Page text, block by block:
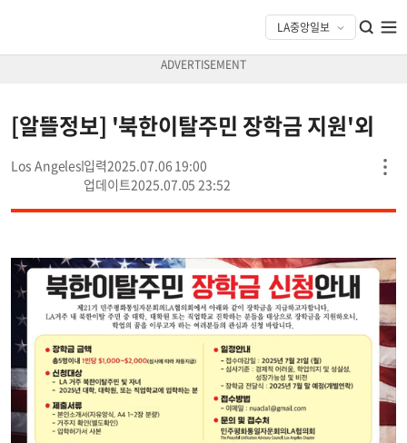
[알뜰정보] '북한이탈주민 장학금 지원'외
Los Angeles
2025.07.06 19:00
2025.07.05 23:52